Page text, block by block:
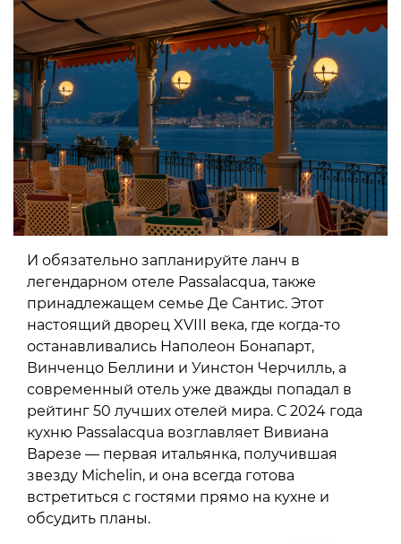
И обязательно запланируйте ланч в
легендарном отеле Passalacqua, также
принадлежащем семье Де Сантис. Этот
настоящий дворец XVIII века, где когда-то
останавливались Наполеон Бонапарт,
Винченцо Беллини и Уинстон Черчилль, а
современный отель уже дважды попадал в
рейтинг 50 лучших отелей мира. С 2024 года
кухню Passalacqua возглавляет Вивиана
Варезе — первая итальянка, получившая
звезду Michelin, и она всегда готова
встретиться с гостями прямо на кухне и
обсудить планы.